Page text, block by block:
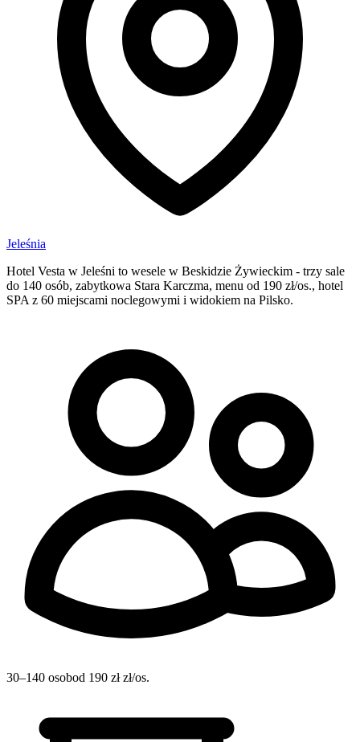
Jeleśnia
Hotel Vesta w Jeleśni to wesele w Beskidzie Żywieckim - trzy sale
do 140 osób, zabytkowa Stara Karczma, menu od 190 zł/os., hotel
SPA z 60 miejscami noclegowymi i widokiem na Pilsko.
30–140 osobod 190 zł zł/os.